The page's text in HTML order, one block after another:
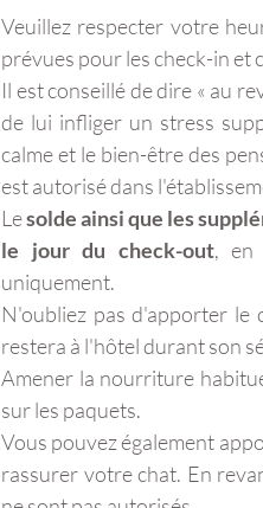
Veuillez respecter votre
prévues pour les check-in et
Il est conseillé de dire « au
de lui infliger un stress
calme et le bien-être des
est autorisé dans
Lesolde ainsi que les
le jour du check-out, en
uniquement.
N'oubliez pas d'apporter le
restera à l'hôtel durant son
Amener la nourriture
sur les paquets.
Vous pouvez également
rassurer votre chat. En